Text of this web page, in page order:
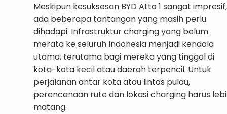
Meskipun kesuksesan BYD Atto 1 sangat impresif,
ada beberapa tantangan yang masih perlu
dihadapi. Infrastruktur charging yang belum
merata ke seluruh Indonesia menjadi kendala
utama, terutama bagi mereka yang tinggal di
kota-kota kecil atau daerah terpencil. Untuk
perjalanan antar kota atau lintas pulau,
perencanaan rute dan lokasi charging harus
matang.